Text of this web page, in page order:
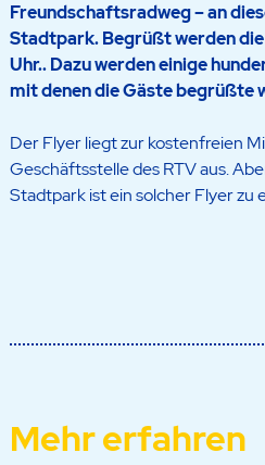
Freundschaftsradweg – an
Stadtpark. Begrüßt werden die
Uhr.. Dazu werden einige
mit denen die Gäste begrüßte
Der Flyer liegt zur kostenfreien
Geschäftsstelle des RTV aus.
Stadtpark ist ein solcher Flyer zu
Mehr erfahren